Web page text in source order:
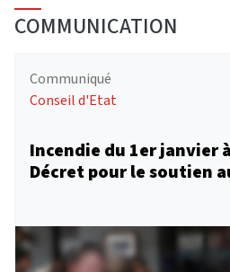
COMMUNICATION
Communiqué
Conseil d'Etat
Incendie du 1er janvier
Décret pour le soutien